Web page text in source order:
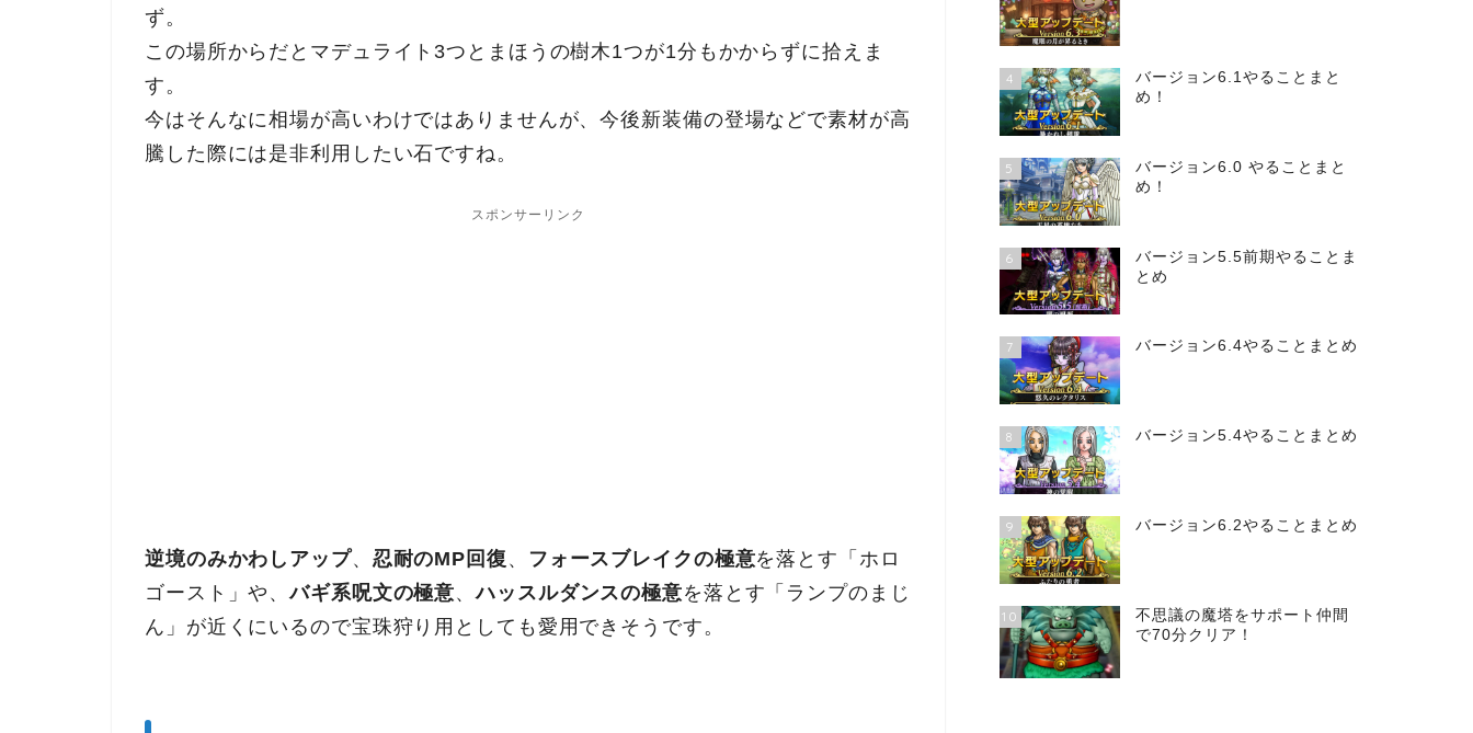
ず。
この場所からだとマデュライト3つとまほうの樹木1つが1分もかからずに拾えま
す。
今はそんなに相場が高いわけではありませんが、今後新装備の登場などで素材が高
騰した際には是非利用したい石ですね。
スポンサーリンク
逆境のみかわしアップ、 忍耐のMP回復 、 フォースブレイクの極意を落とす「ホロ
ゴースト」や、バギ系呪文の極意、ハッスルダンスの極意を落とす「ランプのまじ
ん」が近くにいるので宝珠狩り用としても愛用できそうです。
4
バージョン6.1やることまと
め！
5
バージョン6.0 やることまと
め！
6
バージョン5.5前期やることま
とめ
7 バージョン6.4やることまとめ
8 バージョン5.4やることまとめ
9 バージョン6.2やることまとめ
10
不思議の魔塔をサポート仲間
で70分クリア！